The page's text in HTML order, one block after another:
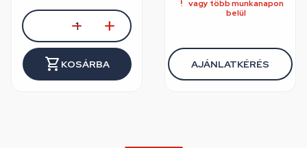
KOSÁRBA
vagy több munkanapon
belül
AJÁNLATKÉRÉS